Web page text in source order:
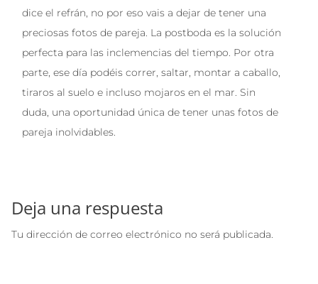
dice el refrán, no por eso vais a dejar de tener una
preciosas fotos de pareja. La postboda es la solución
perfecta para las inclemencias del tiempo. Por otra
parte, ese día podéis correr, saltar, montar a caballo,
tiraros al suelo e incluso mojaros en el mar. Sin
duda, una oportunidad única de tener unas fotos de
pareja inolvidables.
Deja una respuesta
Tu dirección de correo electrónico no será publicada.